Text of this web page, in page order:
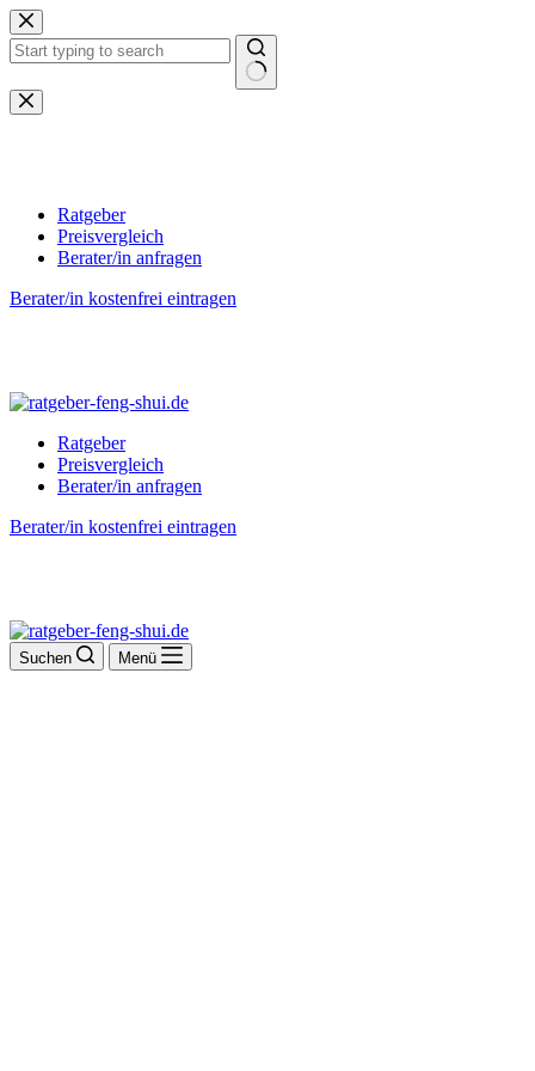
Zum
Inhalt
springen
Keine
Ergebnisse
Ratgeber
Preisvergleich
Berater/in anfragen
Berater/in kostenfrei eintragen
Ratgeber
Preisvergleich
Berater/in anfragen
Berater/in kostenfrei eintragen
Suchen Menü